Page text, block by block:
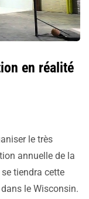
en réalité
le très
annuelle de la
tiendra cette
le Wisconsin.